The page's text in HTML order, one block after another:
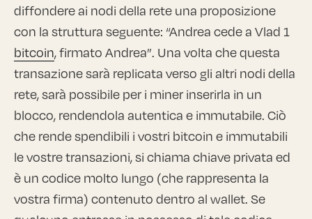
diffondere ai nodi della rete una proposizione
con la struttura seguente: “Andrea cede a Vlad 1
bitcoin, firmato Andrea”. Una volta che questa
transazione sarà replicata verso gli altri nodi della
rete, sarà possibile per i miner inserirla in un
blocco, rendendola autentica e immutabile. Ciò
che rende spendibili i vostri bitcoin e immutabili
le vostre transazioni, si chiama chiave privata ed
è un codice molto lungo (che rappresenta la
vostra firma) contenuto dentro al wallet. Se